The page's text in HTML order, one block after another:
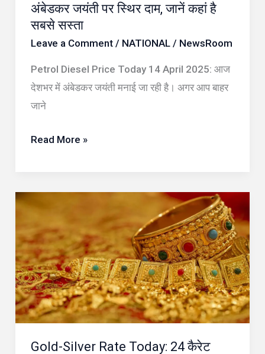
अंबेडकर जयंती पर स्थिर दाम, जानें कहां है
सबसे सस्ता
Leave a Comment / NATIONAL/ NewsRoom
Petrol Diesel Price Today 14 April 2025: आज
देशभर में अंबेडकर जयंती मनाई जा रही है। अगर आप बाहर
जाने
स्थिर
दाम,
जानें
कहां
है
सबसे
Read More »
Gold-Silver Rate Today: 24 कैरेट
Rate
Today:
24
कैरेट
सोना
पार,